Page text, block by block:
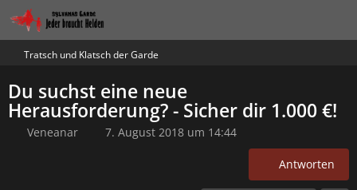
Tratsch und Klatsch der Garde
Du suchst eine neue
Herausforderung? - Sicher dir 1.000 €!
Veneanar 7. August 2018 um 14:44
Antworten